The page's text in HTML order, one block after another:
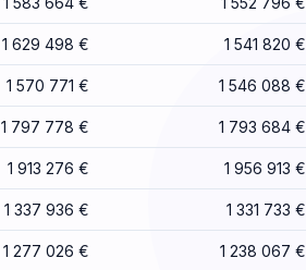
1 629 498 € 1 541 820 €
1 570 771 € 1 546 088 €
1 797 778 € 1 793 684 €
1 913 276 € 1 956 913 €
1 337 936 € 1 331 733 €
1 277 026 € 1 238 067 €